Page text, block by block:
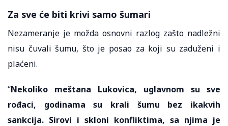
Za sve će biti krivi samo šumari
Nezameranje je možda osnovni razlog zašto nadležni
nisu čuvali šumu, što je posao za koji su zaduženi i
plaćeni.
“Nekoliko meštana Lukovica, uglavnom su sve
rođaci, godinama su krali šumu bez ikakvih
sankcija. Sirovi i skloni konfliktima, sa njima je